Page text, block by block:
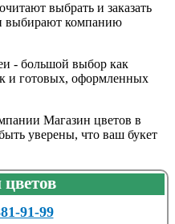
выбрать и заказать
выбирают компанию
- большой выбор как
и готовых, оформленных
Магазин цветов в
уверены, что ваш букет
91-99